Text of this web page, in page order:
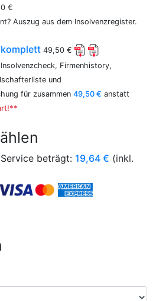
€
Auszug aus dem Insolvenzregister.
49,50 €
Firmenhistory,
und
für zusammen 49,50 € anstatt
beträgt: 19,64 € (inkl.